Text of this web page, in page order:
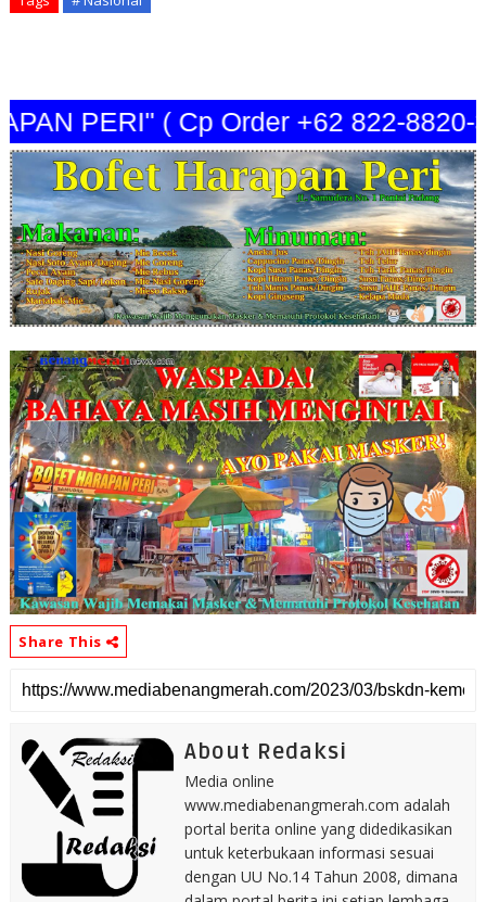
PERI" ( Cp Order +62 822-8820-
Share This
About Redaksi
Media online
www.mediabenangmerah.com adalah
portal berita online yang didedikasikan
untuk keterbukaan informasi sesuai
dengan UU No.14 Tahun 2008, dimana